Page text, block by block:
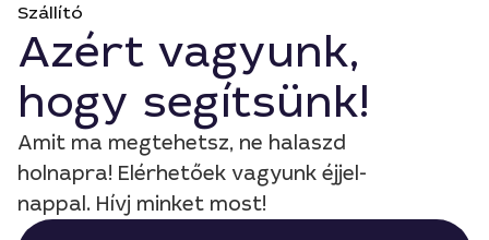
Szállító
Azért vagyunk,
hogy segítsünk!
Amit ma megtehetsz, ne halaszd
holnapra! Elérhetőek vagyunk éjjel-
nappal. Hívj minket most!